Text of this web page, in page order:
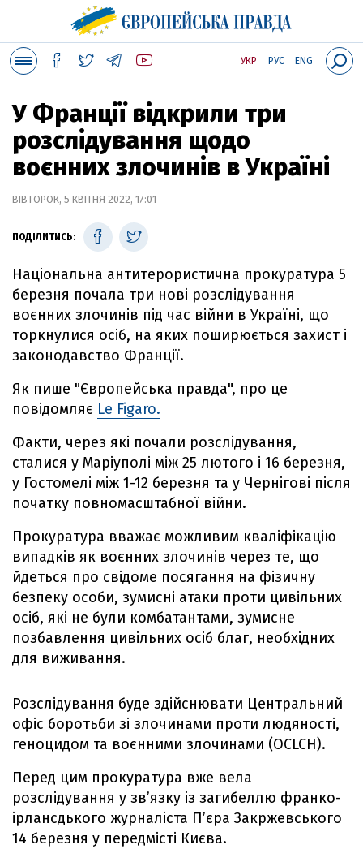
УКР РУС ENG
У Франції відкрили три
розслідування щодо
воєнних злочинів в Україні
ВІВТОРОК, 5 КВІТНЯ 2022, 17:01
ПОДІЛИТИСЬ:
Національна антитерористична прокуратура 5
березня почала три нові розслідування
воєнних злочинів під час війни в Україні, що
торкнулися осіб, на яких поширюється захист і
законодавство Франції.
Як пише "Європейська правда", про це
повідомляє Le Figaro.
Факти, через які почали розслідування,
сталися у Маріуполі між 25 лютого і 16 березня,
у Гостомелі між 1-12 березня та у Чернігові після
початку повномасштабної війни.
Прокуратура вважає можливим кваліфікацію
випадків як воєнних злочинів через те, що
йдеться про свідоме посягання на фізичну
безпеку особи, зумисні атаки проти цивільних
осіб, які не були комбатантами, зумисне
позбавлення цивільних осіб благ, необхідних
для виживання.
Розслідування буде здійснювати Центральний
офіс боротьби зі злочинами проти людяності,
геноцидом та воєнними злочинами (OCLCH).
Перед цим прокуратура вже вела
розслідування у зв’язку із загибеллю франко-
ірлансдького журналіста П’єра Закржевського
14 березня у передмісті Києва.